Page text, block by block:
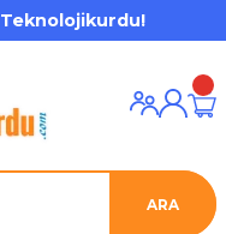
Teknolojikurdu!
ARA